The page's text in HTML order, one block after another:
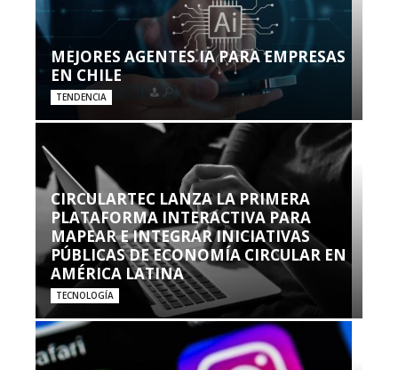
MEJORES AGENTES IA PARA EMPRESAS
EN CHILE
TENDENCIA
CIRCULARTEC LANZA LA PRIMERA
PLATAFORMA INTERACTIVA PARA
MAPEAR E INTEGRAR INICIATIVAS
PÚBLICAS DE ECONOMÍA CIRCULAR EN
AMÉRICA LATINA
TECNOLOGÍA